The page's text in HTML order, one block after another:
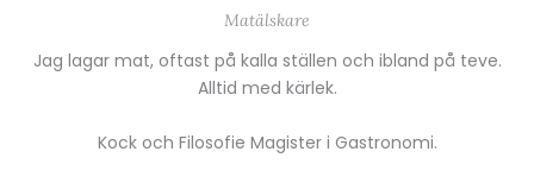
Matälskare
Jag lagar mat, oftast på kalla ställen och ibland på teve.
Alltid med kärlek.
Kock och Filosofie Magister i Gastronomi.